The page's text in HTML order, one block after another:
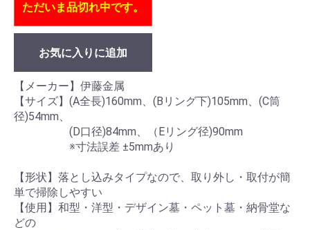
ただいま品切れ中です。
お気に入りに追加
【メーカー】伊藤金属
【サイズ】(A全長)160mm、(Bリング下)105mm、(C筒
径)54mm、
(D口径)84mm、（Eリング径)90mm
※寸法誤差 ±5mmあり
【形状】落とし込みタイプなので、取り外し・取付が簡
単で掃除しやすい
【使用】和型・洋型・デザイン墓・ペット墓・納骨堂な
どの